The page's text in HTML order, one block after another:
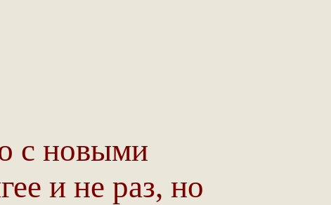
с новыми
и не раз, но